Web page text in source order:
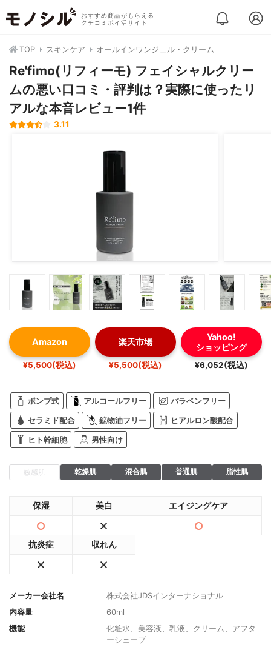
おすすめ商品がもらえる
クチコミポイ活サイト
TOP スキンケア オールインワンジェル・クリーム
Re'fimo(リフィーモ) フェイシャルクリー
ムの悪い口コミ・評判は？実際に使ったリ
アルな本音レビュー1件
3.11
Amazon
¥5,500(税込)
楽天市場
¥5,500(税込)
Yahoo!
ショッピング
¥6,052(税込)
ポンプ式 アルコールフリー パラベンフリー
セラミド配合 鉱物油フリー ヒアルロン酸配合
ヒト幹細胞 男性向け
敏感肌 乾燥肌 混合肌 普通肌 脂性肌
保湿 美白 エイジングケア
抗炎症 収れん
メーカー会社名
株式会社JDSインターナショナル
内容量
60ml
機能
化粧水、美容液、乳液、クリーム、アフタ
ーシェーブ